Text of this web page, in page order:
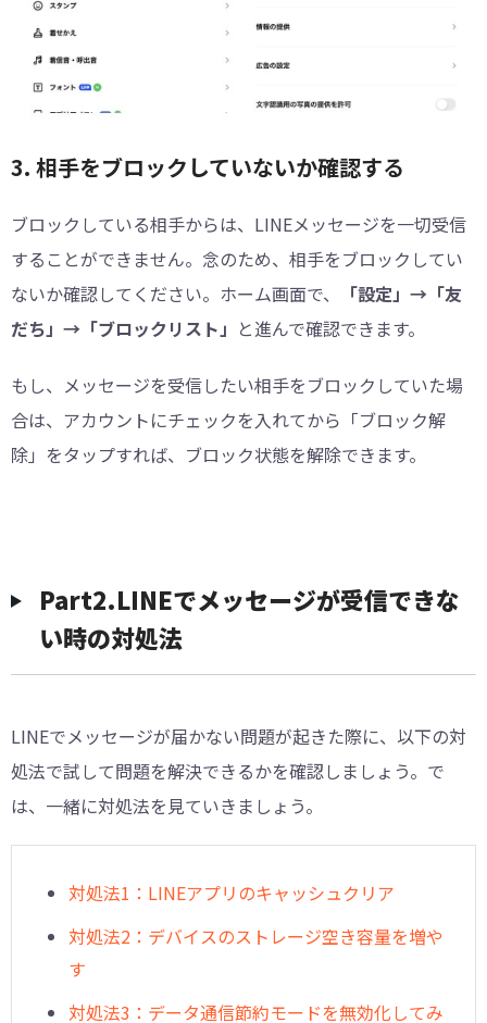
3. 相手をブロックしていないか確認する
ブロックしている相手からは、LINEメッセージを一切受信
することができません。念のため、相手をブロックしてい
ないか確認してください。ホーム画面で、
「設定」→「友
だち」→「ブロックリスト」 と進んで確認できます。
もし、メッセージを受信したい相手をブロックしていた場
合は、アカウントにチェックを入れてから「ブロック解
除」をタップすれば、ブロック状態を解除できます。
︎︎Part2.LINEでメッセージが受信できな
い時の対処法
LINEでメッセージが届かない問題が起きた際に、以下の対
処法で試して問題を解決できるかを確認しましょう。で
は、一緒に対処法を見ていきましょう。
対処法1：LINEアプリのキャッシュクリア
対処法2：デバイスのストレージ空き容量を増や
す
対処法3：データ通信節約モードを無効化してみ